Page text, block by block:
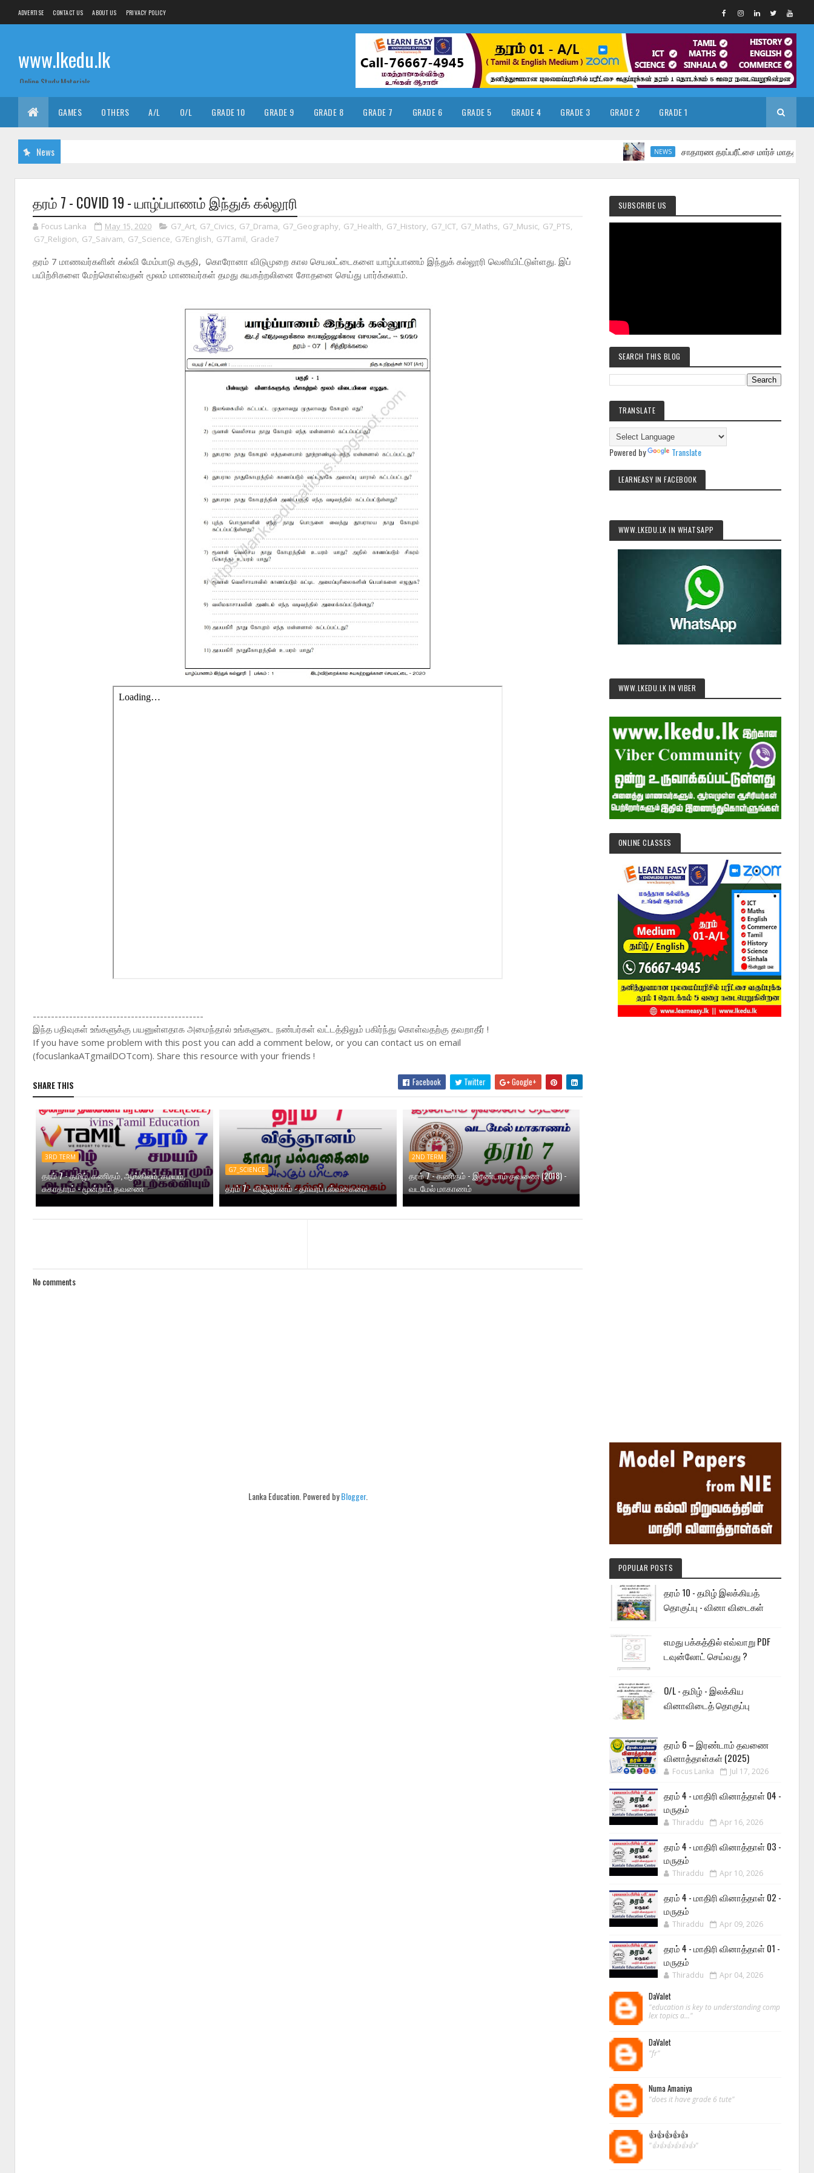
ADVERTISE CONTACT US ABOUT US PRIVACY POLICY
www.lkedu.lk
Online Study Materials
GAMES OTHERS A/L O/L GRADE 10 GRADE 9 GRADE 8 GRADE 7 GRADE 6 GRADE 5 GRADE 4 GRADE 3 GRADE 2 GRADE 1
News NEWS சாதாரண தரப்பரீட்சை மார்ச் மாதத்தில்
தரம் 7 - COVID 19 - யாழ்ப்பாணம் இந்துக் கல்லூரி
Focus Lanka May 15, 2020 G7_Art, G7_Civics, G7_Drama, G7_Geography, G7_Health, G7_History, G7_ICT, G7_Maths, G7_Music, G7_PTS,
G7_Religion, G7_Saivam, G7_Science, G7English, G7Tamil, Grade7
தரம் 7 மாணவர்களின் கல்வி மேம்பாடு கருதி, கொரோனா விடுமுறை கால செயலட்டைகளை யாழ்ப்பாணம் இந்துக் கல்லூரி வெளியிட்டுள்ளது. இப்
பயிற்சிகளை மேற்கொள்வதன் மூலம் மாணவர்கள் தமது சுயகற்றலினை சோதனை செய்து பார்க்கலாம்.
-----------------------------------------------
இந்த பதிவுகள் உங்களுக்கு பயனுள்ளதாக அமைந்தால் உங்களுடை நண்பர்கள் வட்டத்திலும் பகிர்ந்து கொள்வதற்கு தவறாதீர் !
If you have some problem with this post you can add a comment below, or you can contact us on email
(focuslankaATgmailDOTcom). Share this resource with your friends !
SHARE THIS Facebook Twitter Google+
3RD TERM
தரம் 7 - தமிழ், கணிதம், ஆங்கிலம், சமயம்,
சுகாதாரம் - மூன்றாம் தவணை
G7_SCIENCE
தரம் 7 - விஞ்ஞானம் - தாவரப் பல்வகைமை
2ND TERM
தரம் 7 - கணிதம் - இரண்டாம் தவணை (2018) -
வடமேல் மாகாணம்
No comments
Lanka Education. Powered byBlogger.
SUBSCRIBE US
SEARCH THIS BLOG
TRANSLATE
Powered by Translate
LEARNEASY IN FACEBOOK
WWW.LKEDU.LK IN WHATSAPP
WWW.LKEDU.LK IN VIBER
ONLINE CLASSES
POPULAR POSTS
தரம் 10 - தமிழ் இலக்கியத்
தொகுப்பு - வினா விடைகள்
எமது பக்கத்தில் எவ்வாறு PDF
டவுன்லோட் செய்வது ?
O/L - தமிழ் - இலக்கிய
வினாவிடைத் தொகுப்பு
தரம் 6 – இரண்டாம் தவணை
வினாத்தாள்கள் (2025)
Focus Lanka Jul 17, 2026
தரம் 4 - மாதிரி வினாத்தாள் 04 -
மருதம்
Thiraddu Apr 16, 2026
தரம் 4 - மாதிரி வினாத்தாள் 03 -
மருதம்
Thiraddu Apr 10, 2026
தரம் 4 - மாதிரி வினாத்தாள் 02 -
மருதம்
Thiraddu Apr 09, 2026
தரம் 4 - மாதிரி வினாத்தாள் 01 -
மருதம்
Thiraddu Apr 04, 2026
DaValet
"education is key to understanding comp
lex topics a..."
DaValet
"fr"
Numa Amaniya
"does it have grade 6 tute"
👍👍👍👍👍
"👍👍👍👍👍👍"